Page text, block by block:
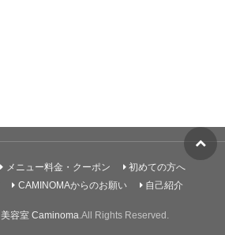
メニュー料金・クーポン
初めての方へ
CAMINOMAからのお願い 自己紹介
美容室 Caminoma .All Rights Reserved.